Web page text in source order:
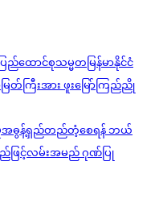
ထောင်စုသမ္မတမြန်မာနိုင်ငံ
တ်ကြီးအား ဖူးမြော်ကြည်ညို
းမှုအဓွန့်ရှည်တည်တံ့စေရန် ဘယ်
ဖြင့်လမ်းအမည် ဂုဏ်ပြု